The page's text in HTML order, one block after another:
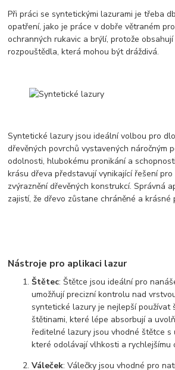
Při práci se syntetickými lazurami je třeba
opatření, jako je práce v dobře větraném
ochranných rukavic a brýlí, protože
rozpouštědla, která mohou být dráždivá.
Syntetické lazury jsou ideální volbou pro
dřevěných povrchů vystavených náročným
odolnosti, hlubokému pronikání a
krásu dřeva představují vynikající řešení
zvýraznění dřevěných konstrukcí. Správná
zajistí, že dřevo zůstane chráněné a krásné
Nástroje pro aplikaci lazur
Štětec: Štětce jsou ideální pro
umožňují precizní kontrolu nad
syntetické lazury je nejlepší používat
štětinami, které lépe absorbují a
ředitelné lazury jsou vhodné štětce s
které odolávají vlhkosti a rychlejšímu
Váleček: Válečky jsou vhodné pro